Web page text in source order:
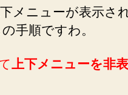
メニューが表示さ
手順ですわ。
上下メニューを非